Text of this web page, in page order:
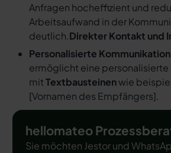
Anfragen hocheffizient und
Arbeitsaufwand in der
deutlich.Direkter Kontakt und
Personalisierte
ermöglicht eine
mitTextbausteinenwie
[Vornamen des Empfängers].
hellomateo
Sie möchten Jestor und